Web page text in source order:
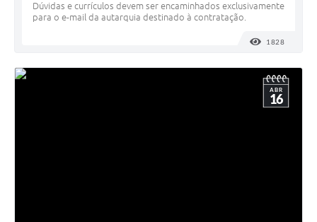
Dúvidas e currículos devem ser encaminhados exclusivamente
para o e-mail da autarquia destinado à contratação.
1828
ABR
16